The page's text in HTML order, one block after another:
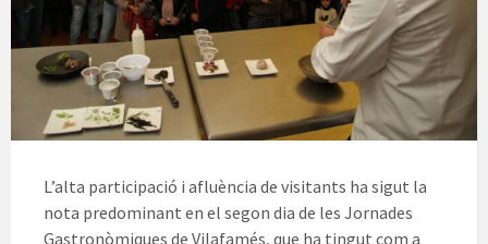
L’alta participació i afluència de visitants ha sigut la
nota predominant en el segon dia de les Jornades
Gastronòmiques de Vilafamés, que ha tingut com a